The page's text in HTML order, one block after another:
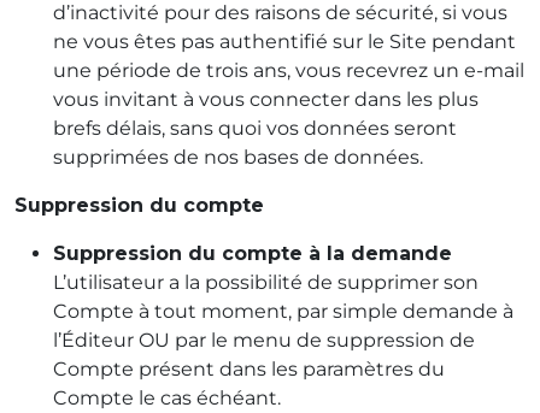
d’inactivité pour des raisons de sécurité, si vous
ne vous êtes pas authentifié sur le Site pendant
une période de trois ans, vous recevrez un e-mail
vous invitant à vous connecter dans les plus
brefs délais, sans quoi vos données seront
supprimées de nos bases de données.
Suppression du compte
Suppression du compte à la demande
L’utilisateur a la possibilité de supprimer son
Compte à tout moment, par simple demande à
l’Éditeur OU par le menu de suppression de
Compte présent dans les paramètres du
Compte le cas échéant.